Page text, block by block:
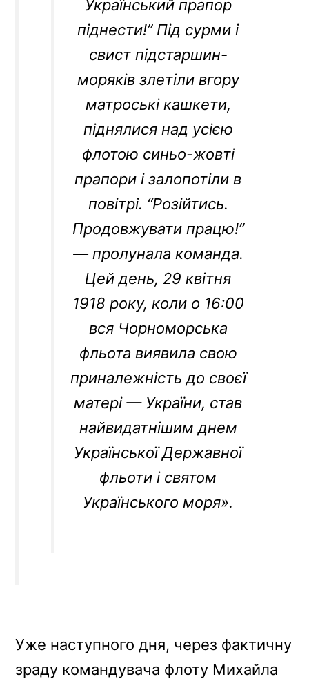
Український прапор
піднести!” Під сурми і
свист підстаршин-
моряків злетіли вгору
матроські кашкети,
піднялися над усією
флотою синьо-жовті
прапори і залопотіли в
повітрі. “Розійтись.
Продовжувати працю!”
— пролунала команда.
Цей день, 29 квітня
1918 року, коли о 16:00
вся Чорноморська
фльота виявила свою
приналежність до своєї
матері — України, став
найвидатнішим днем
Української Державної
фльоти і святом
Українського моря».
Уже наступного дня, через фактичну
зраду командувача флоту Михайла